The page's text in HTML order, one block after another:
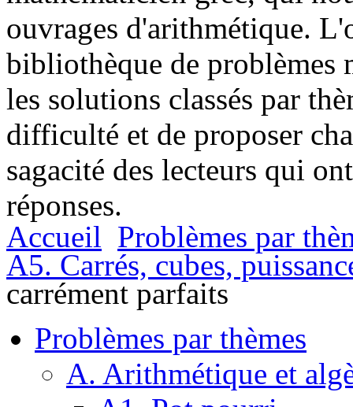
ouvrages d'arithmétique.
bibliothèque de problèmes
les solutions classés par
difficulté et de proposer
sagacité des lecteurs qui
réponses.
Accueil Problèmes par
A5. Carrés, cubes,
carrément parfaits
Problèmes par thèmes
A. Arithmétique et